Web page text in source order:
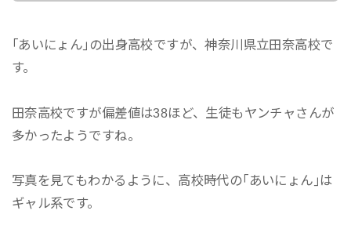
｢あいにょん｣の出身高校ですが、神奈川県立田奈高校で
す。
田奈高校ですが偏差値は38ほど、生徒もヤンチャさんが
多かったようですね。
写真を見てもわかるように、高校時代の｢あいにょん｣は
ギャル系です。